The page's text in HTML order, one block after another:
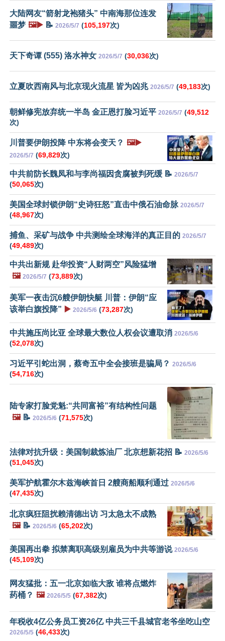
大陆网友“箭射龙袍猪头” 中南海那位连发
噩梦 🖼️▶️ 📝 2026/5/7 (105,197次)
天下奇谭 (555) 洛水神女 2026/5/7 (30,036次)
立夏吹西南风与北京现火流星 皆为凶兆 2026/5/7 (49,183次)
朝鲜修宪放弃统一半岛 金正恩打脸习近平 2026/5/7 (49,512
次)
川普要伊朗投降 中东将会变天？ 🖼️▶️
2026/5/7 (69,829次)
中共前防长魏凤和与李尚福因贪腐被判死缓 📝 2026/5/7
(50,065次)
美国全球封锁伊朗“史诗狂怒”直击中俄石油命脉 2026/5/7
(48,967次)
捕鱼、采矿与战争 中共测绘全球海洋的真正目的 2026/5/7
(49,489次)
中共出新规 赴华投资“人财两空”风险猛增
🖼️ 2026/5/7 (73,889次)
美军一夜击沉6艘伊朗快艇 川普：伊朗“应
该举白旗投降” ▶️ 2026/5/6 (73,287次)
中共施压尚比亚 全球最大数位人权会议遭取消 2026/5/6
(52,078次)
习近平引蛇出洞，蔡奇五中全会接班是骗局？ 2026/5/6
(54,716次)
陆专家打脸党魁:“共同富裕”有结构性问题
🖼️📝 2026/5/6 (71,575次)
法律对抗升级：美国制裁炼油厂 北京想新花招 📝 2026/5/6
(51,045次)
美军护航霍尔木兹海峡首日 2艘商船顺利通过 2026/5/6
(47,435次)
北京疯狂阻扰赖清德出访 习太急太不成熟
🖼️📝 2026/5/6 (65,202次)
美国再出拳 拟禁离职高级别雇员为中共等游说 2026/5/6
(45,109次)
网友猛批：五一北京如临大敌 谁将点燃炸
药桶？ 🖼️ 2026/5/5 (67,382次)
年税收4亿公务员工资26亿 中共三千县城官老爷坐吃山空
2026/5/5 (46,433次)